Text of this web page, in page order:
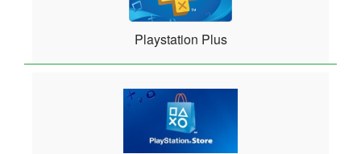
Playstation Plus